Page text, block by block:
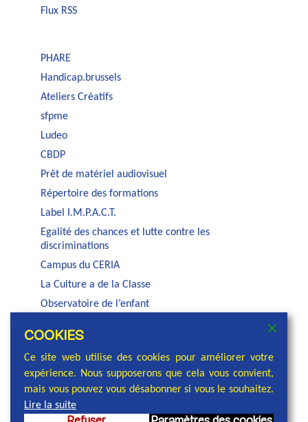
Flux RSS
PHARE
Handicap.brussels
Ateliers Créatifs
sfpme
Ludeo
CBDP
Prêt de matériel audiovisuel
Répertoire des formations
Label I.M.P.A.C.T.
Egalité des chances et lutte contre les
discriminations
Campus du CERIA
La Culture a de la Classe
Observatoire de l’enfant
Service PSE de la COCOF
COOKIES
Ce site web utilise des cookies pour améliorer votre
expérience. Nous supposerons que cela vous convient,
mais vous pouvez vous désabonner si vous le souhaitez.
Lire la suite